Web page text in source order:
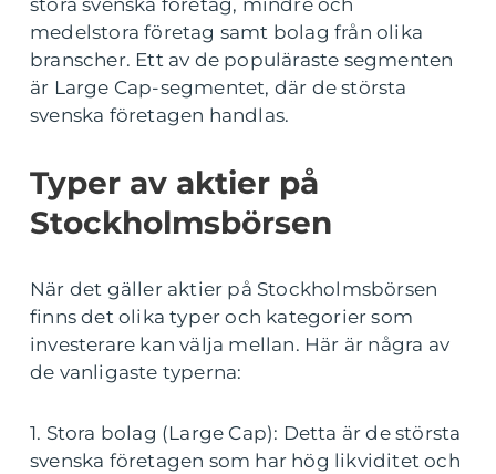
stora svenska företag, mindre och
medelstora företag samt bolag från olika
branscher. Ett av de populäraste segmenten
är Large Cap-segmentet, där de största
svenska företagen handlas.
Typer av aktier på
Stockholmsbörsen
När det gäller aktier på Stockholmsbörsen
finns det olika typer och kategorier som
investerare kan välja mellan. Här är några av
de vanligaste typerna:
1. Stora bolag (Large Cap): Detta är de största
svenska företagen som har hög likviditet och